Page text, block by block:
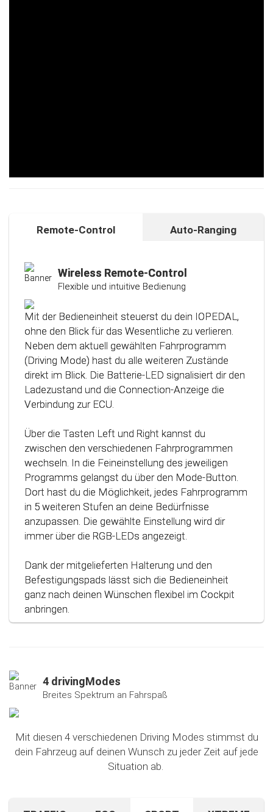
Remote-Control Auto-Ranging
Wireless Remote-Control
Flexible und intuitive Bedienung
Mit der Bedieneinheit steuerst du dein IOPEDAL,
ohne den Blick für das Wesentliche zu verlieren.
Neben dem aktuell gewählten Fahrprogramm
(Driving Mode) hast du alle weiteren Zustände
direkt im Blick. Die Batterie-LED signalisiert dir den
Ladezustand und die Connection-Anzeige die
Verbindung zur ECU.
Über die Tasten Left und Right kannst du
zwischen den verschiedenen Fahrprogrammen
wechseln. In die Feineinstellung des jeweiligen
Programms gelangst du über den Mode-Button.
Dort hast du die Möglichkeit, jedes Fahrprogramm
in 5 weiteren Stufen an deine Bedürfnisse
anzupassen. Die gewählte Einstellung wird dir
immer über die RGB-LEDs angezeigt.
Dank der mitgelieferten Halterung und den
Befestigungspads lässt sich die Bedieneinheit
ganz nach deinen Wünschen flexibel im Cockpit
anbringen.
Kalibrierungsfunktion
Das Steuergerät (ECU) verfügt über eine
intelligente Kalibrierfunktion. Direkt nach dem
Einbau des IOPEDAL werden alle notwendigen
Informationen des Gaspedals automatisch
analysiert und zu einem optimierten individuellen
Kennfeld verarbeitet. Dadurch werden die
einzelnen Fahrmodi (Fahrprogramme)
automatisch an die Charakteristik des Gaspedals
Technologie werden alle Potenziale deines
Fahrzeuges erkannt und können optimal genutzt
werden.
4 drivingModes
Breites Spektrum an Fahrspaß
Mit diesen 4 verschiedenen Driving Modes stimmst du
dein Fahrzeug auf deinen Wunsch zu jeder Zeit auf jede
Situation ab.